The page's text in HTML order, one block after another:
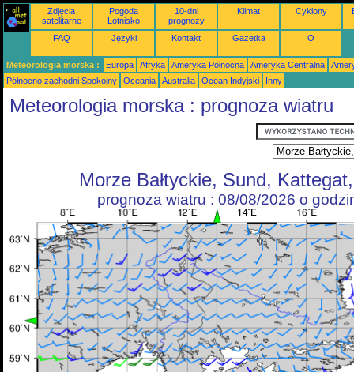
Zdjęcia
satelitarne
Pogoda
Lotnisko
10-dni
prognozy
Klimat Cyklony
FAQ Języki Kontakt Gazetka O
Meteorologia morska : Europa Afryka Ameryka Północna Ameryka Centralna
Północno zachodni Spokojny
Oceania Australia Ocean Indyjski Inny
Meteorologia morska : prognoza wiatru
Morze Bałtyckie, Sund,
prognoza wiatru : 08/08/2026 o